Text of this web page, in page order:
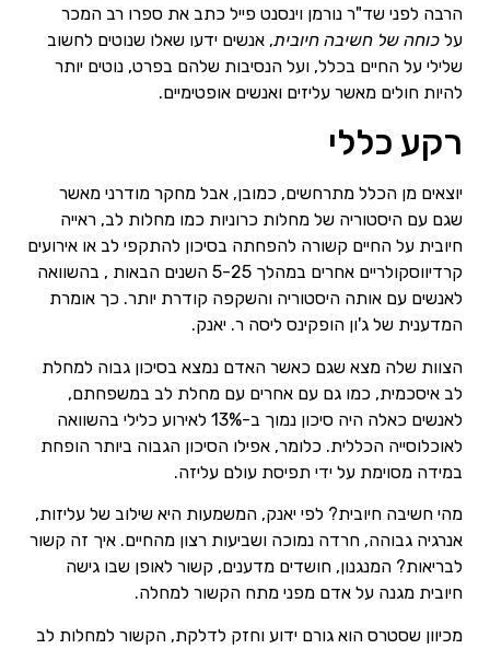
הרבה לפני שד"ר נורמן וינסנט פייל כתב את ספרו רב המכר
על כוחה של חשיבה חיובית, אנשים ידעו שאלו שנוטים לחשוב
שלילי על החיים בכלל, ועל הנסיבות שלהם בפרט, נוטים יותר
להיות חולים מאשר עליזים ואנשים אופטימיים.
רקע כללי
יוצאים מן הכלל מתרחשים, כמובן, אבל מחקר מודרני מאשר
שגם עם היסטוריה של מחלות כרוניות כמו מחלות לב, ראייה
חיובית על החיים קשורה להפחתה בסיכון להתקפי לב או אירועים
קרדיווסקולריים אחרים במהלך 5-25 השנים הבאות , בהשוואה
לאנשים עם אותה היסטוריה והשקפה קודרת יותר. כך אומרת
המדענית של ג'ון הופקינס ליסה ר. יאנק.
הצוות שלה מצא שגם כאשר האדם נמצא בסיכון גבוה למחלת
לב איסכמית, כמו גם עם אחרים עם מחלת לב במשפחתם,
לאנשים כאלה היה סיכון נמוך ב-13% לאירוע כלילי בהשוואה
לאוכלוסייה הכללית. כלומר, אפילו הסיכון הגבוה ביותר הופחת
במידה מסוימת על ידי תפיסת עולם עליזה.
מהי חשיבה חיובית? לפי יאנק, המשמעות היא שילוב של עליזות,
אנרגיה גבוהה, חרדה נמוכה ושביעות רצון מהחיים. איך זה קשור
לבריאות? המנגנון, חושדים מדענים, קשור לאופן שבו גישה
חיובית מגנה על אדם מפני מתח הקשור למחלה.
מכיוון שסטרס הוא גורם ידוע וחזק לדלקת, הקשור למחלות לב